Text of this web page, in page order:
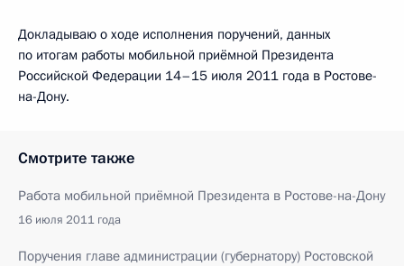
Докладываю о ходе исполнения поручений, данных
по итогам работы мобильной приёмной Президента
Российской Федерации 14–15 июля 2011 года в Ростове-
на-Дону.
Смотрите также
Работа мобильной приёмной Президента в Ростове-на-Дону
16 июля 2011 года
Поручения главе администрации (губернатору) Ростовской